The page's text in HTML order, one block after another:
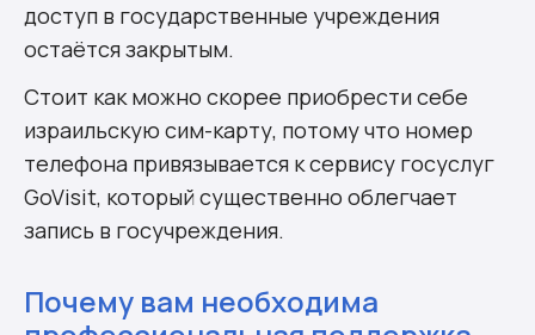
доступ в государственные учреждения
остаётся закрытым.
Стоит как можно скорее приобрести себе
израильскую сим-карту, потому что номер
телефона привязывается к сервису госуслуг
GoVisit, который существенно облегчает
запись в госучреждения.
Почему вам необходима